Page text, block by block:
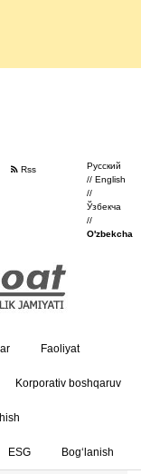
Rss
Русский
//English
//
Ўзбекча
//
O'zbekcha
Faoliyat
Korporativ boshqaruv
ESG Bog‘lanish